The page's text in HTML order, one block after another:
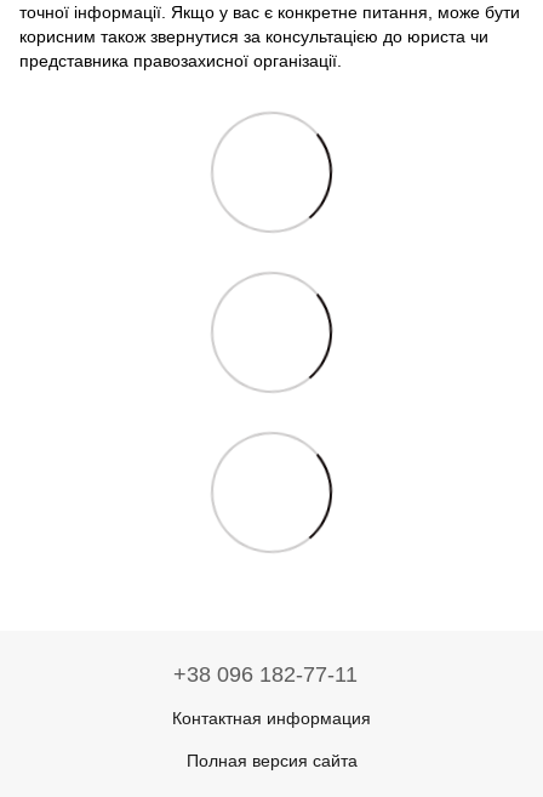
точної інформації. Якщо у вас є конкретне питання, може бути
корисним також звернутися за консультацією до юриста чи
представника правозахисної організації.
+38 096 182-77-11
Контактная информация
Полная версия сайта